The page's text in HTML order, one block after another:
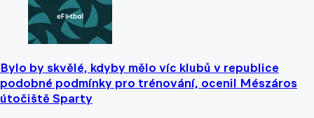
Bylo by skvělé, kdyby mělo víc klubů v republice
podobné podmínky pro trénování, ocenil Mészáros
útočiště Sparty